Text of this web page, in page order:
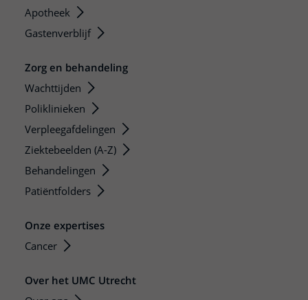
Apotheek
Gastenverblijf
Zorg en behandeling
Wachttijden
Poliklinieken
Verpleegafdelingen
Ziektebeelden (A-Z)
Behandelingen
Patiëntfolders
Onze expertises
Cancer
Over het UMC Utrecht